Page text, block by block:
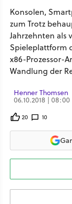
Konsolen,
zum Trotz
Jahrzehnten als
Spieleplattform
x86-Prozessor-
Wandlung der
Henner Thomsen
06.10.2018 |
20 10